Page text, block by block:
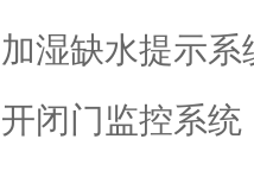
加湿缺水提示系
开闭门监控系统